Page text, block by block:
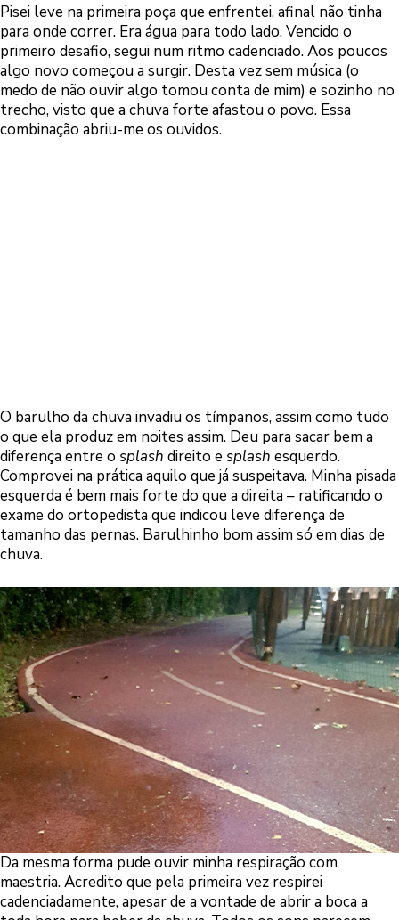
Pisei leve na primeira poça que enfrentei, afinal não tinha
para onde correr. Era água para todo lado. Vencido o
primeiro desafio, segui num ritmo cadenciado. Aos poucos
algo novo começou a surgir. Desta vez sem música (o
medo de não ouvir algo tomou conta de mim) e sozinho no
trecho, visto que a chuva forte afastou o povo. Essa
combinação abriu-me os ouvidos.
O barulho da chuva invadiu os tímpanos, assim como tudo
o que ela produz em noites assim. Deu para sacar bem a
diferença entre o splash direito e splash esquerdo.
Comprovei na prática aquilo que já suspeitava. Minha pisada
esquerda é bem mais forte do que a direita – ratificando o
exame do ortopedista que indicou leve diferença de
tamanho das pernas. Barulhinho bom assim só em dias de
chuva.
Da mesma forma pude ouvir minha respiração com
maestria. Acredito que pela primeira vez respirei
cadenciadamente, apesar de a vontade de abrir a boca a